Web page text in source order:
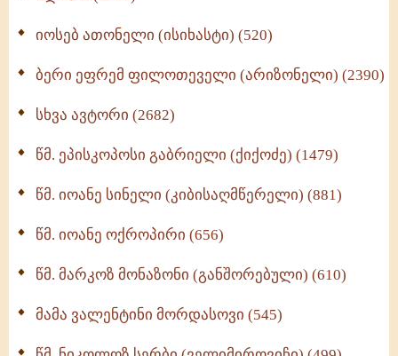
ქადაგებანი გაბრიელ ეპისკოპოსისა - II ტომი
სულიერი ცხოვრების სახელმძღვანელო -
ნაწილი II (369)
იოსებ ათონელი (ისიხასტი) (520)
ბერი ეფრემ ფილოთეველი (არიზონელი) (2390)
სხვა ავტორი (2682)
წმ. ეპისკოპოსი გაბრიელი (ქიქოძე) (1479)
წმ. იოანე სინელი (კიბისაღმწერელი) (881)
წმ. იოანე ოქროპირი (656)
წმ. მარკოზ მონაზონი (განშორებული) (610)
მამა ვალენტინი მორდასოვი (545)